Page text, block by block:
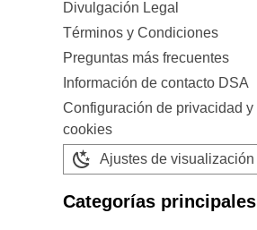
Divulgación Legal
Términos y Condiciones
Preguntas más frecuentes
Información de contacto DSA
Configuración de privacidad y
cookies
Ajustes de visualización
Categorías principales